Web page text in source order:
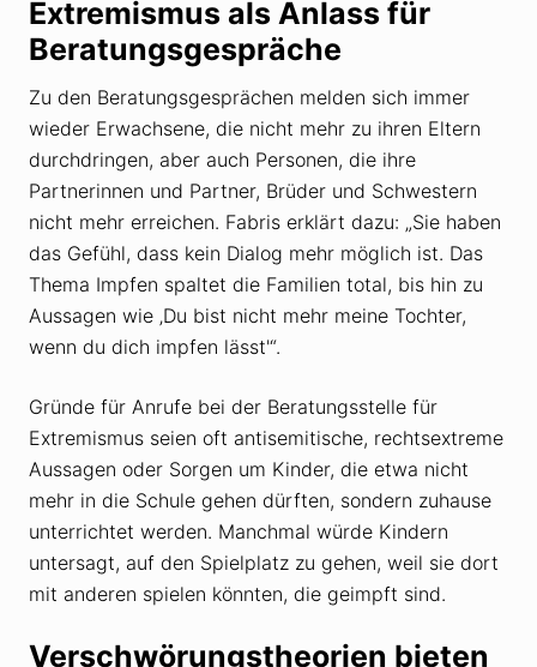
Extremismus als Anlass für
Beratungsgespräche
Zu den Beratungsgesprächen melden sich immer
wieder Erwachsene, die nicht mehr zu ihren Eltern
durchdringen, aber auch Personen, die ihre
Partnerinnen und Partner, Brüder und Schwestern
nicht mehr erreichen. Fabris erklärt dazu: „Sie haben
das Gefühl, dass kein Dialog mehr möglich ist. Das
Thema Impfen spaltet die Familien total, bis hin zu
Aussagen wie ‚Du bist nicht mehr meine Tochter,
wenn du dich impfen lässt'“.
Gründe für Anrufe bei der Beratungsstelle für
Extremismus seien oft antisemitische, rechtsextreme
Aussagen oder Sorgen um Kinder, die etwa nicht
mehr in die Schule gehen dürften, sondern zuhause
unterrichtet werden. Manchmal würde Kindern
untersagt, auf den Spielplatz zu gehen, weil sie dort
mit anderen spielen könnten, die geimpft sind.
Verschwörungstheorien bieten